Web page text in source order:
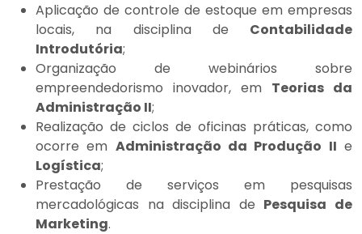
Aplicação de controle de estoque em empresas
locais, na disciplina de Contabilidade
Introdutória;
Organização de webinários sobre
empreendedorismo inovador, em Teorias da
Administração II;
Realização de ciclos de oficinas práticas, como
ocorre em Administração da Produção II e
Logística;
Prestação de serviços em pesquisas
mercadológicas na disciplina de Pesquisa de
Marketing.